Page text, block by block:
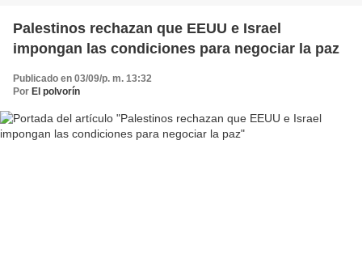
Palestinos rechazan que EEUU e Israel
impongan las condiciones para negociar la paz
Publicado en 03/09/p. m. 13:32
Por El polvorín